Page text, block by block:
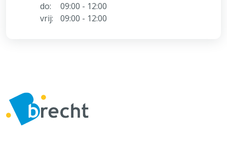
do:
09:00 - 12:00
vrij:
09:00 - 12:00